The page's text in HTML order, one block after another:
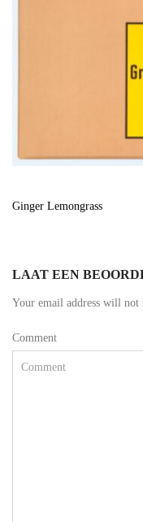
Ginger Lemongrass
LAAT EEN
Your email address will not
Comment